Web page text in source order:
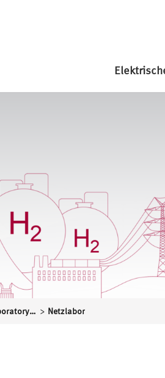
Distributed Energy Laboratory – DLab – Labor für verteilte Energiesysteme > Netzlabor